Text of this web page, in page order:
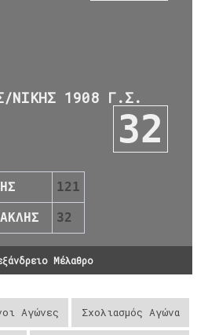
ΝΙΚΗΣ 1908 Γ.Σ.
32
121
32
Μέλαθρο
Αγώνες Σχολιασμός Αγώνα